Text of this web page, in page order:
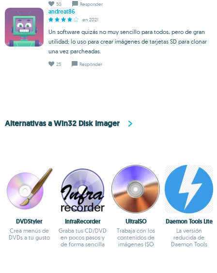
50 Responder
andreat86
en 2021
Un software quizás no muy sencillo para todos, pero de gran
utilidad; lo uso para crear imágenes de tarjetas SD para clonar
una vez parcheadas.
25 Responder
Alternativas a Win32 Disk Imager
DVDStyler
Crea menús de
DVDs a tu gusto
InfraRecorder
Graba tus CD/DVD
en pocos pasos y
de forma sencilla
UltraISO
Trabaja con los
contenidos de
imágenes ISO
Daemon Tools Lite
La versión
reducida de
Daemon Tools